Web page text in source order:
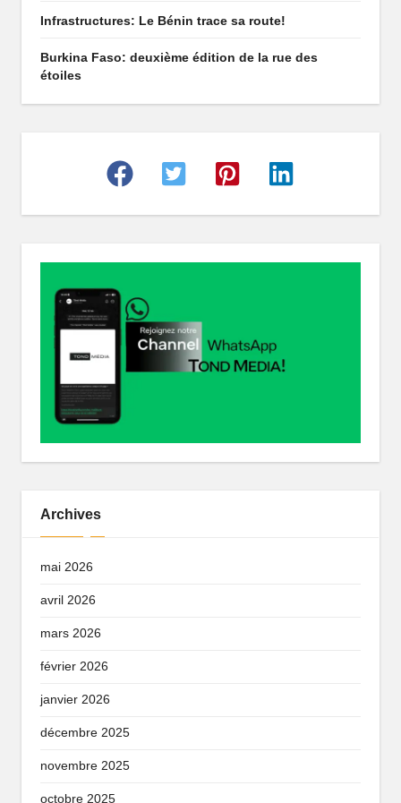
Infrastructures: Le Bénin trace sa route!
Burkina Faso: deuxième édition de la rue des
étoiles
Archives
mai 2026
avril 2026
mars 2026
février 2026
janvier 2026
décembre 2025
novembre 2025
octobre 2025